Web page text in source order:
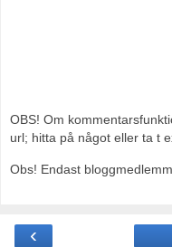
OBS! Om
url; hitta på något eller ta t
Obs! Endast
‹